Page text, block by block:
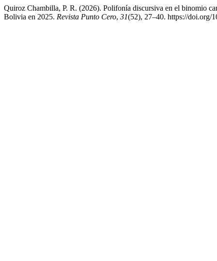
Quiroz Chambilla, P. R. (2026). Polifonía discursiva en el binomio
Bolivia en 2025. Revista Punto Cero, 31(52), 27–40. https://doi.org/